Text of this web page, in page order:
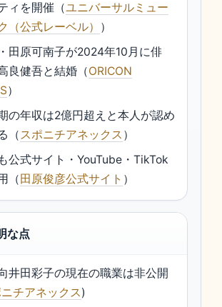
ィを開催（ユニバーサルミュー
（公式レーベル） ）
田原可南子が2024年10月に俳
良健吾と結婚（ORICON
）
の年収は2億円超えと本人が認め
（スポニチアネックス ）
公式サイト・YouTube・TikTok
（田原俊彦公式サイト ）
な点
井田彩子の現在の職業は非公開
チアネックス)